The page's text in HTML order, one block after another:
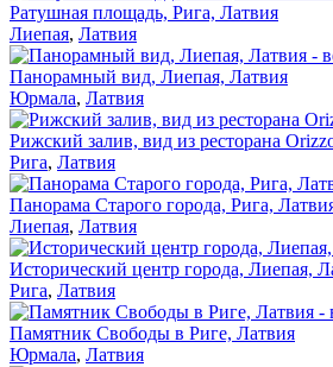
Ратушная площадь, Рига, Латвия
Лиепая, Латвия
Панорамный вид, Лиепая, Латвия
Юрмала, Латвия
Рижский залив, вид из ресторана
Рига, Латвия
Панорама Старого города, Рига,
Лиепая, Латвия
Исторический центр города, Лиепая,
Рига, Латвия
Памятник Свободы в Риге, Латвия
Юрмала, Латвия